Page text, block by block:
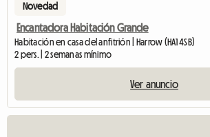
Novedad
Encantadora Habitación Grande
Habitación en casa del anfitrión | Harrow (HA1 4SB)
2 pers. | 2 semanas mínimo
Ver anuncio